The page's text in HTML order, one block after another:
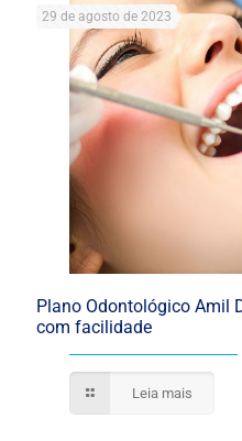
29 de agosto de 2023
Plano Odontológico Amil
com facilidade
Leia mais